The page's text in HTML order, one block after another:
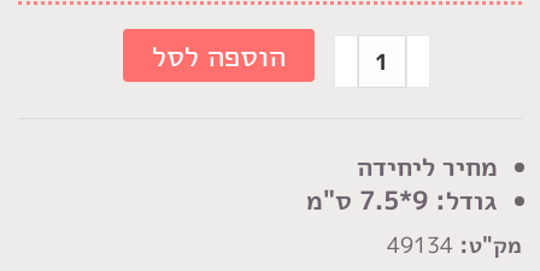
מחיר ליחידה
גודל: 9*7.5 ס"מ
מק"ט:
כמות
של
נמר
הוספה לסל